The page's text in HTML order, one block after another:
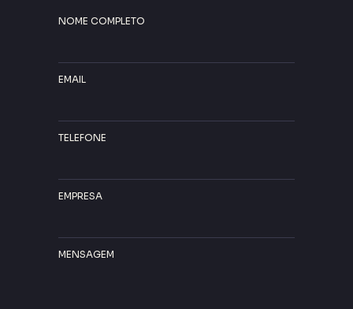
NOME COMPLETO
EMAIL
TELEFONE
EMPRESA
MENSAGEM